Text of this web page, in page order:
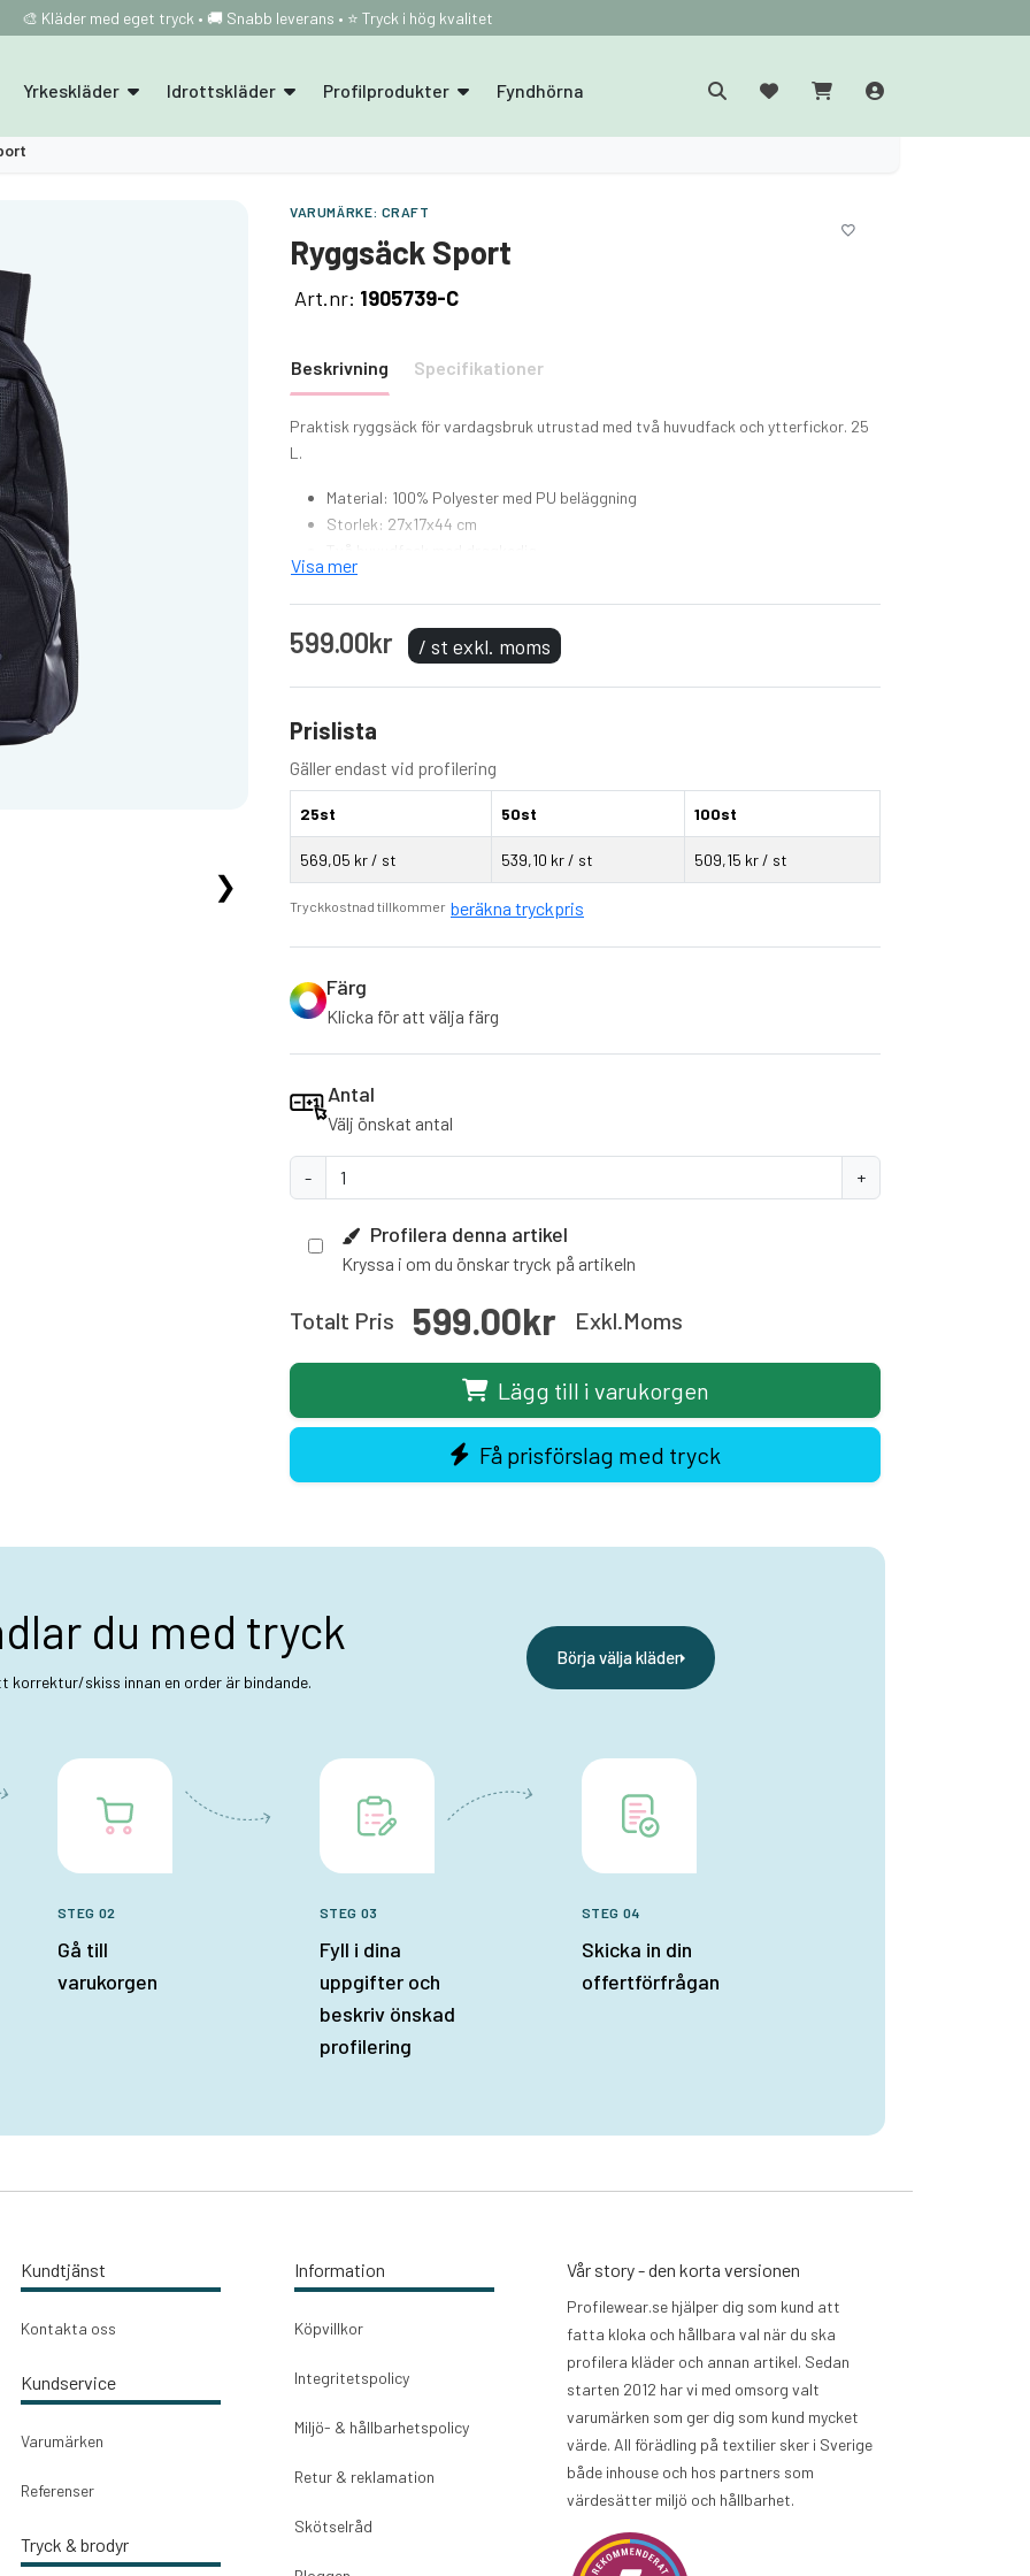
🎨 Kläder med eget tryck • 🚚 Snabb leverans • ⭐ Tryck i hög kvalitet
Yrkeskläder Idrottskläder Profilprodukter Fyndhörna
❯
VARUMÄRKE: CRAFT
Ryggsäck Sport
Art.nr: 1905739-C
Beskrivning Specifikationer
Praktisk ryggsäck för vardagsbruk utrustad med två huvudfack och ytterfickor. 25
L.
Material: 100% Polyester med PU beläggning
Storlek: 27x17x44 cm
Innerfack med extra stoppning för laptop
Ytterficka för skoförvaring
Mobiltelefonficka på utsidan med vattenresistent dragkedja
Sidfickor i mesh för exempelvis vattenflaskor
Stoppning i ryggen för extra komfort
Visa mer
599.00kr / st exkl. moms
Prislista
Gäller endast vid profilering
25st 50st 100st
569,05 kr / st 539,10 kr / st 509,15 kr / st
Tryckkostnad tillkommer beräkna tryckpris
Färg
Klicka för att välja färg
Antal
Välj önskat antal
- +
Profilera denna artikel
Kryssa i om du önskar tryck på artikeln
Totalt Pris 599.00kr Exkl.moms
Lägg till i varukorgen
Få prisförslag med tryck
du med tryck
korrektur/skiss innan en order är bindande.
Börja välja kläder
STEG 02
Gå till
varukorgen
STEG 03
Fyll i dina
uppgifter och
beskriv önskad
profilering
STEG 04
Skicka in din
offertförfrågan
Kundtjänst
Kontakta oss
Kundservice
Varumärken
Referenser
Tryck & brodyr
Information
Köpvillkor
Integritetspolicy
Miljö- & hållbarhetspolicy
Retur & reklamation
Skötselråd
Vår story - den korta versionen
Profilewear.se hjälper dig som kund att
fatta kloka och hållbara val när du ska
profilera kläder och annan artikel. Sedan
starten 2012 har vi med omsorg valt
varumärken som ger dig som kund mycket
värde. All förädling på textilier sker i Sverige
både inhouse och hos partners som
värdesätter miljö och hållbarhet.